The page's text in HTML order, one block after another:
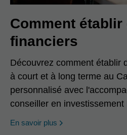
Comment
financiers
Découvrez comment établir
à court et à long terme au
personnalisé avec
conseiller en investissement
En savoir plus